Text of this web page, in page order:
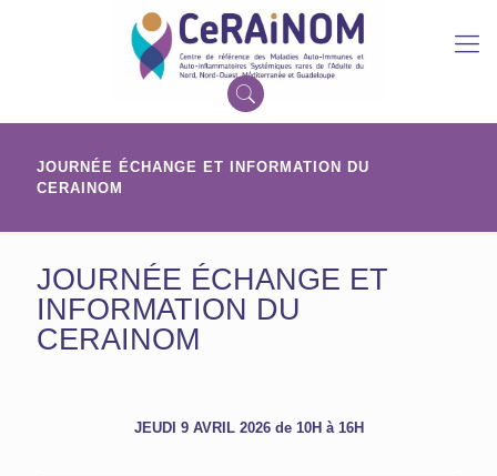
JOURNÉE ÉCHANGE ET INFORMATION DU
CERAINOM
JOURNÉE ÉCHANGE ET
INFORMATION DU
CERAINOM
JEUDI 9 AVRIL 2026 de 10H à 16H